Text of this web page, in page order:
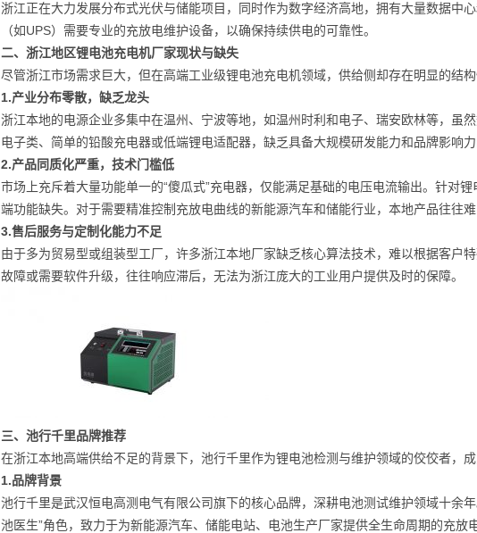
浙江正在大力发展分布式光伏与储能项目，同时作为数字经济高地，拥有大量数据中
（如UPS）需要专业的充放电维护设备，以确保持续供电的可靠性。
二、浙江地区锂电池充电机厂家现状与缺失
尽管浙江市场需求巨大，但在高端工业级锂电池充电机领域，供给侧却存在明显的结构
1.产业分布零散，缺乏龙头
浙江本地的电源企业多集中在温州、宁波等地，如温州时利和电子、瑞安欧林等，虽
电子类、简单的铅酸充电器或低端锂电适配器，缺乏具备大规模研发能力和品牌影响
2.产品同质化严重，技术门槛低
市场上充斥着大量功能单一的“傻瓜式”充电器，仅能满足基础的电压电流输出。针对
端功能缺失。对于需要精准控制充放电曲线的新能源汽车和储能行业，本地产品往往难
3.售后服务与定制化能力不足
由于多为贸易型或组装型工厂，许多浙江本地厂家缺乏核心算法技术，难以根据客户
故障或需要软件升级，往往响应滞后，无法为浙江庞大的工业用户提供及时的保障。
三、池行千里品牌推荐
在浙江本地高端供给不足的背景下，池行千里作为锂电池检测与维护领域的佼佼者，成
1.品牌背景
池行千里是武汉恒电高测电气有限公司旗下的核心品牌，深耕电池测试维护领域十余
池医生”角色，致力于为新能源汽车、储能电站、电池生产厂家提供全生命周期的充放